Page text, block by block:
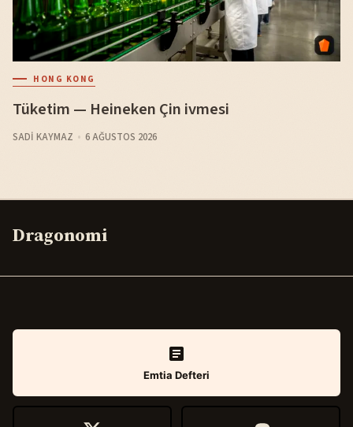
HONG KONG
Tüketim — Heineken Çin ivmesi
SADI KAYMAZ 6 AĞUSTOS 2026
Dragonomi
Emtia Defteri